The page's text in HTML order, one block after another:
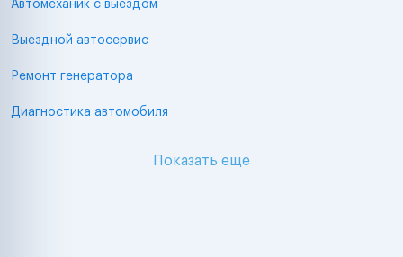
Автомеханик с выездом
Выездной автосервис
Ремонт генератора
Диагностика автомобиля
Показать еще